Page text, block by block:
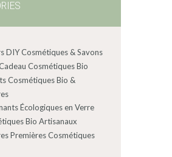
DIY Cosmétiques & Savons
Cosmétiques Bio
Cosmétiques Bio &
Écologiques en Verre
Bio Artisanaux
Premières Cosmétiques